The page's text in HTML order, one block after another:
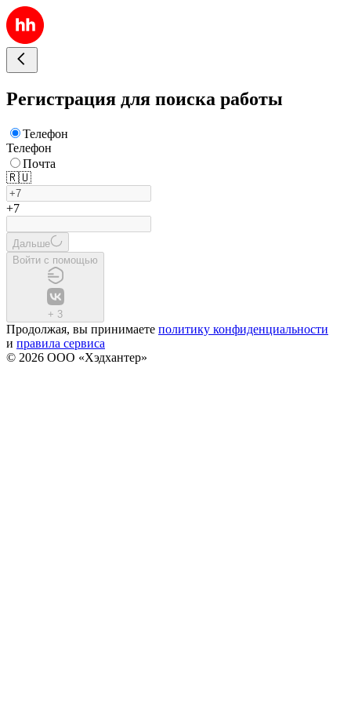
Регистрация для поиска работы
Телефон
Телефон
Почта
🇷🇺
+7
Дальше
Войти с помощью
+ 3
Продолжая, вы принимаете политику конфиденциальности
и правила сервиса
© 2026 ООО «Хэдхантер»